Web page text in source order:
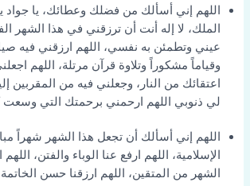
اللهم إني أسألك من فضلك وعطائك، يا جواد
الملك، لا إله أنت أن ترزقني في هذا الشهر
عيني وتطمئن به نفسي، اللهم ارزقني فيه
وقياماً مشكوراً وتلاوة قرآن مرتلة، اللهم
اعتقائك من النار، وجعلني فيه من المقربين
لي ذنوبي اللهم ارحمني برحمتك التي
اللهم إني أسألك أن تجعل هذا الشهر شهراً
الإسلامية، اللهم ارفع عنا الوباء والفتن،
الشهر من المتقين، اللهم ارزقنا حسن